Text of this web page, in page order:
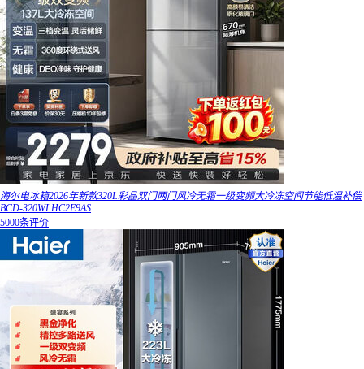
海尔电冰箱2026年新款320L彩晶双门两门风冷无霜一级变频大冷冻空间节能低温补偿
BCD-320WLHC2E9AS
5000条评价